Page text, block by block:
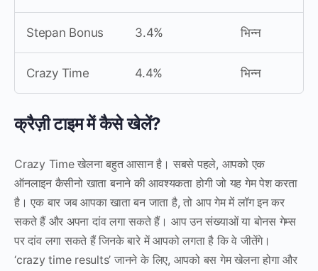
Stepan Bonus 3.4% भिन्न
Crazy Time 4.4% भिन्न
क्रैज़ी टाइम में कैसे खेलें?
Crazy Time खेलना बहुत आसान है। सबसे पहले, आपको एक
ऑनलाइन कैसीनो खाता बनाने की आवश्यकता होगी जो यह गेम पेश करता
है। एक बार जब आपका खाता बन जाता है, तो आप गेम में लॉग इन कर
सकते हैं और अपना दांव लगा सकते हैं। आप उन संख्याओं या बोनस गेम्स
पर दांव लगा सकते हैं जिनके बारे में आपको लगता है कि वे जीतेंगे।
‘crazy time results’ जानने के लिए, आपको बस गेम खेलना होगा और